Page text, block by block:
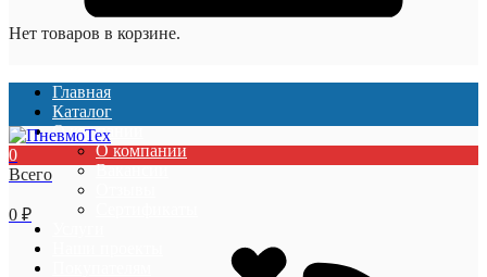
Нет товаров в корзине.
Главная
Каталог
О компании
О компании
Вакансии
0
Всего
0 ₽